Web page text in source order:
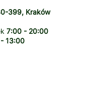
399, Kraków
7:00 - 20:00
13:00